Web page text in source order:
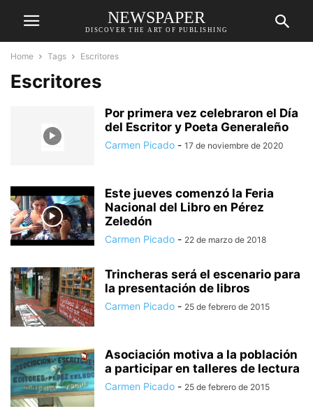
NEWSPAPER
DISCOVER THE ART OF PUBLISHING
Home Tags Escritores
Escritores
Por primera vez celebraron el Día
del Escritor y Poeta Generaleño
Carmen Picado - 17 de noviembre de 2020
Este jueves comenzó la Feria
Nacional del Libro en Pérez
Zeledón
Carmen Picado - 22 de marzo de 2018
Trincheras será el escenario para
la presentación de libros
Carmen Picado - 25 de febrero de 2015
Asociación motiva a la población
a participar en talleres de lectura
Carmen Picado - 25 de febrero de 2015